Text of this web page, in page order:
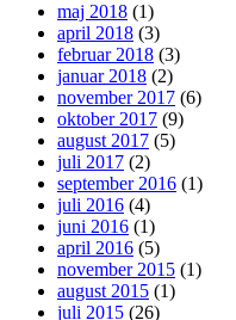
maj 2018 (1)
april 2018 (3)
februar 2018 (3)
januar 2018 (2)
november 2017 (6)
oktober 2017 (9)
august 2017 (5)
juli 2017 (2)
september 2016 (1)
juli 2016 (4)
juni 2016 (1)
april 2016 (5)
november 2015 (1)
august 2015 (1)
juli 2015 (26)